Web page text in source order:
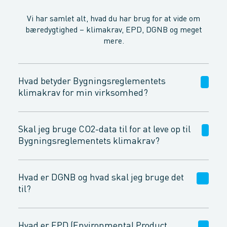
Vi har samlet alt, hvad du har brug for at vide om
bæredygtighed – klimakrav, EPD, DGNB og meget
mere.
Hvad betyder Bygningsreglementets
klimakrav for min virksomhed?
1,5 kg CO₂e/m²/år.
Skal jeg bruge CO2-data til for at leve op til
Bygningsreglementets klimakrav?
klimakravene
Hvad er DGNB og hvad skal jeg bruge det
til?